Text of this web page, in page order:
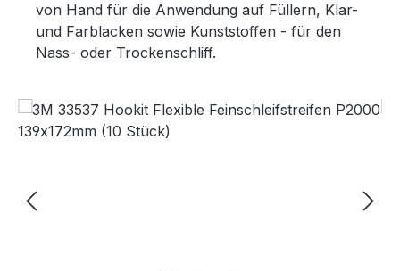
von Hand für die Anwendung auf Füllern, Klar-
und Farblacken sowie Kunststoffen - für den
Nass- oder Trockenschliff.
Bildergalerie überspringen